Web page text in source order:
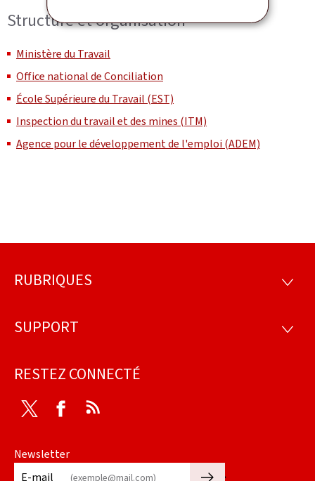
Structure et organisation
Ministère du Travail
Office national de Conciliation
École Supérieure du Travail (EST)
Inspection du travail et des mines (ITM)
Agence pour le développement de l'emploi (ADEM)
Pied
page
RUBRIQUES
SUPPORT
RESTEZ CONNECTÉ
Twitter Facebook
Newsletter
E-mail